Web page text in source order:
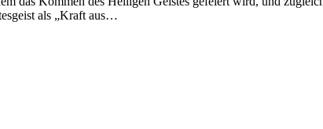
als „Kraft aus…